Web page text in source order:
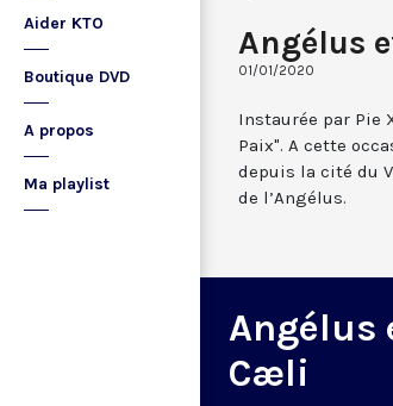
Aider KTO
Boutique DVD
A propos
Ma playlist
Angélus
01/01/2020
Instaurée par Pie
Paix". A cette
depuis la cité du
de l’Angélus.
Angélus
Cæli